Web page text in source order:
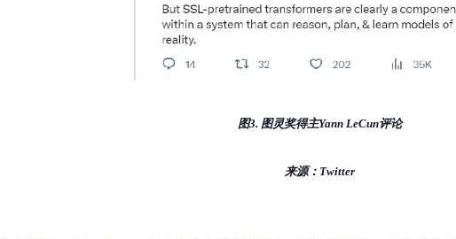
图3. 图灵奖得主Yann LeCun评论
来源：Twitter